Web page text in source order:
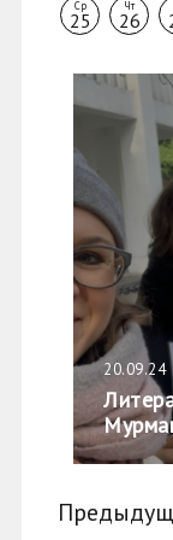
Ср
25
Чт
26
20.09.24